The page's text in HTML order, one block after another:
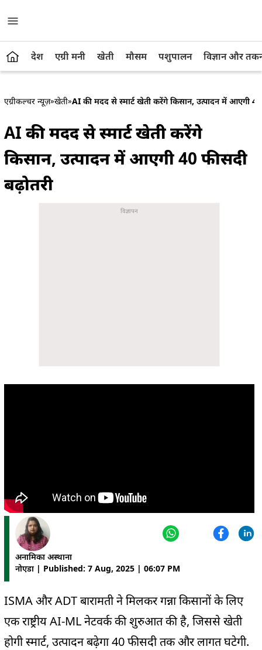
देश एग्री मनी खेती मौसम पशुपालन विज्ञान और
एग्रीकल्चर न्यूज़»खेती»AI की मदद से स्मार्ट खेती करेंगे किसान, उत्पादन में आएगी 40
AI की मदद से स्मार्ट खेती करेंगे
किसान, उत्पादन में आएगी 40 फीसदी
बढ़ोतरी
अनामिका अस्थाना
नोएडा | Published: 7 Aug, 2025 | 06:07 PM
ISMA और ADT बारामती ने मिलकर गन्ना किसानों के लिए
एक राष्ट्रीय AI-ML नेटवर्क की शुरुआत की है, जिससे खेती
होगी स्मार्ट, उत्पादन बढ़ेगा 40 फीसदी तक और लागत घटेगी.